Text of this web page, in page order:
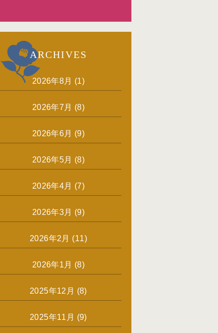
ARCHIVES
2026年8月 (1)
2026年7月 (8)
2026年6月 (9)
2026年5月 (8)
2026年4月 (7)
2026年3月 (9)
2026年2月 (11)
2026年1月 (8)
2025年12月 (8)
2025年11月 (9)